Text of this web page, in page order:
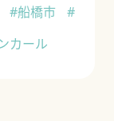
#船橋市
#
カール